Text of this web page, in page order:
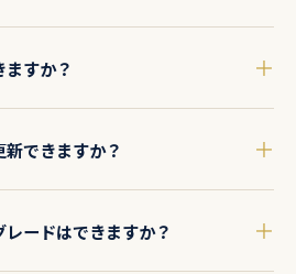
前にご相談いただければお見積もりし
すか？
応しています。海外向けサイトやイン
できますか？
投稿できます。制作ツールに応じた操
ードはできますか？